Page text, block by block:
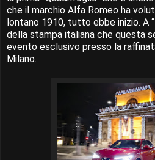
che il marchio Alfa Romeo ha
lontano 1910, tutto ebbe inizio. A
della stampa italiana che questa
evento esclusivo presso la
Milano.